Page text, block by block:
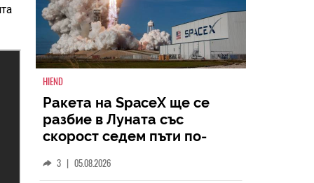
HIEND
Ракета на SpaceX ще се
разбие в Луната със